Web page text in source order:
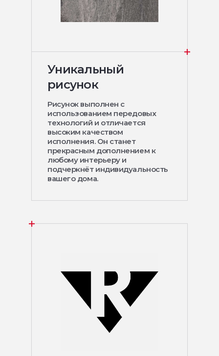
Уникальный
рисунок
Рисунок выполнен с
использованием передовых
технологий и отличается
высоким качеством
исполнения. Он станет
прекрасным дополнением к
любому интерьеру и
подчеркнёт индивидуальность
вашего дома.